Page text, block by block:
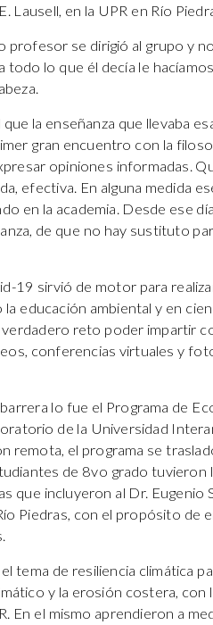
Lausell, en la UPR en Río
profesor se dirigió al grupo y
todo lo que él decía le
que la enseñanza que llevaba
gran encuentro con la
opiniones informadas.
efectiva. En alguna medida
en la academia. Desde ese
de que no hay sustituto
19 sirvió de motor para
educación ambiental y en
reto poder impartir
conferencias virtuales y
lo fue el Programa de
de la Universidad
remota, el programa se
de 8vo grado tuvieron
que incluyeron al Dr. Eugenio
Piedras, con el propósito de
tema de resiliencia climática
y la erosión costera, con
En el mismo aprendieron a